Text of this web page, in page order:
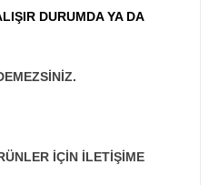
DURUMDA YA DA
İÇİN İLETİŞİME